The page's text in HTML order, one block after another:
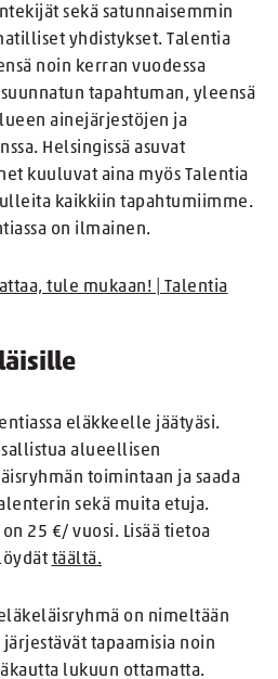
sekä satunnaisemmin
yhdistykset. Talentia
noin kerran vuodessa
tapahtuman, yleensä
ainejärjestöjen ja
Helsingissä asuvat
kuuluvat aina myös Talentia
kaikkiin tapahtumiimme.
on ilmainen.
tule mukaan! | Talentia
eläkkeelle jäätyäsi.
alueellisen
toimintaan ja saada
sekä muita etuja.
25 €/ vuosi. Lisää tietoa
täältä.
on nimeltään
tapaamisia noin
lukuun ottamatta.